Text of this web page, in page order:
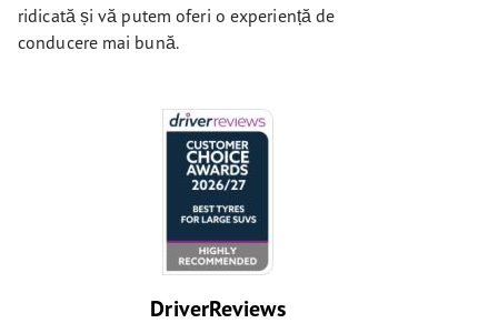
ridicată și vă putem oferi o experiență de
conducere mai bună.
DriverReviews